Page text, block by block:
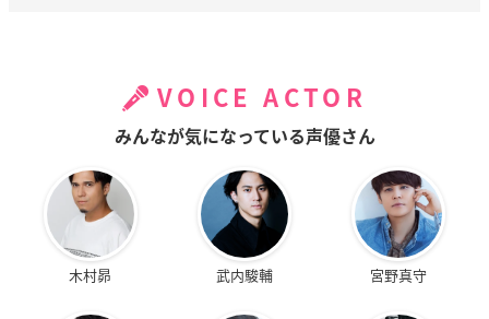
VOICE ACTOR
みんなが気になっている声優さん
木村昴 武内駿輔 宮野真守